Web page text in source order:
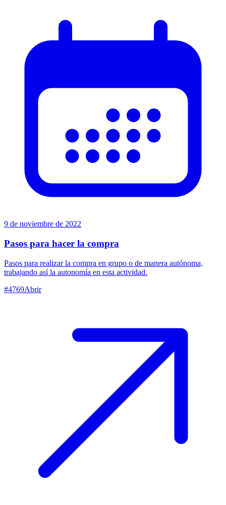
9 de noviembre de 2022
Pasos para hacer la compra
Pasos para realizar la compra en grupo o de manera autónoma,
trabajando así la autonomía en esta actividad.
#4769Abrir